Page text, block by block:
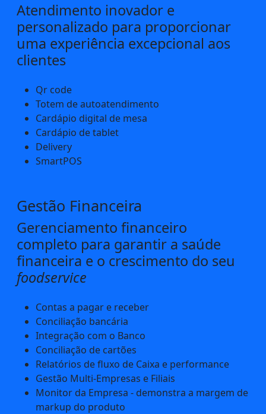
Atendimento inovador e
personalizado para proporcionar
uma experiência excepcional aos
clientes
Qr code
Totem de autoatendimento
Cardápio digital de mesa
Cardápio de tablet
Delivery
SmartPOS
Gestão Financeira
Gerenciamento financeiro
completo para garantir a saúde
financeira e o crescimento do seu
foodservice
Contas a pagar e receber
Conciliação bancária
Integração com o Banco
Conciliação de cartões
Relatórios de fluxo de Caixa e performance
Gestão Multi-Empresas e Filiais
Monitor da Empresa - demonstra a margem de
markup do produto